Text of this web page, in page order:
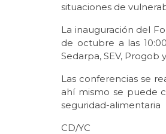
situaciones de
La inauguración del
de octubre a las
Sedarpa, SEV,
Las conferencias se
ahí mismo se puede
seguridad-alimentaria
CD/YC